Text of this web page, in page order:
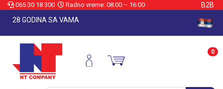
065 30 18 300 Radno vreme: 08:00 – 16:00
B2B
28 GODINA SA VAMA
0